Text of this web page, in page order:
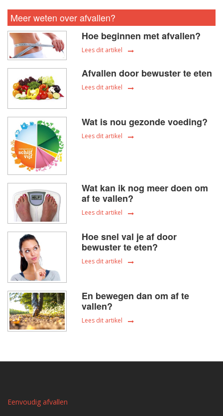
Meer weten over afvallen?
Hoe beginnen met afvallen?
Lees dit artikel
Afvallen door bewuster te eten
Lees dit artikel
Wat is nou gezonde voeding?
Lees dit artikel
Wat kan ik nog meer doen om
af te vallen?
Lees dit artikel
Hoe snel val je af door
bewuster te eten?
Lees dit artikel
En bewegen dan om af te
vallen?
Lees dit artikel
Eenvoudig afvallen